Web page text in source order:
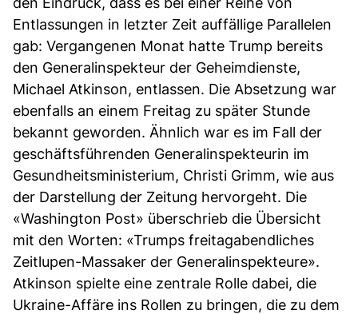
Entlassungen in letzter Zeit auffällige Parallelen
gab: Vergangenen Monat hatte Trump bereits
den Generalinspekteur der Geheimdienste,
Michael Atkinson, entlassen. Die Absetzung war
ebenfalls an einem Freitag zu später Stunde
bekannt geworden. Ähnlich war es im Fall der
geschäftsführenden Generalinspekteurin im
Gesundheitsministerium, Christi Grimm, wie aus
der Darstellung der Zeitung hervorgeht. Die
«Washington Post» überschrieb die Übersicht
mit den Worten: «Trumps freitagabendliches
Zeitlupen-Massaker der Generalinspekteure».
Atkinson spielte eine zentrale Rolle dabei, die
Ukraine-Affäre ins Rollen zu bringen, die zu dem